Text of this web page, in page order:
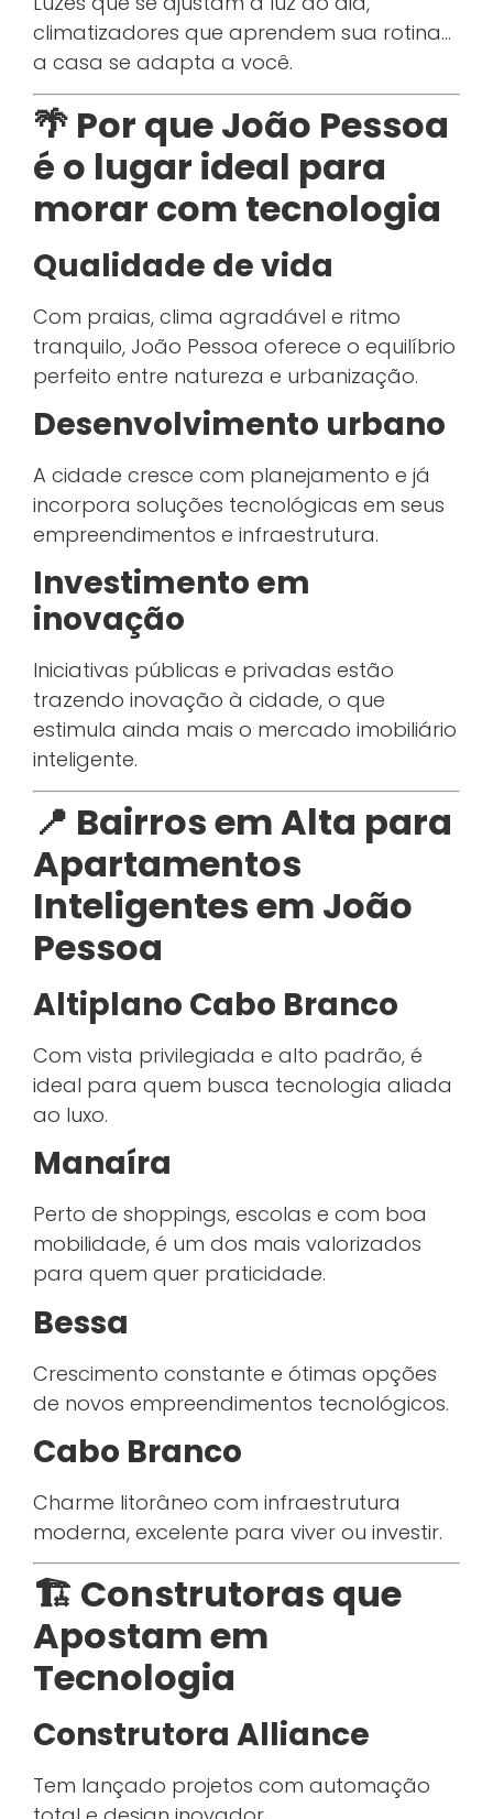
climatizadores que aprendem sua rotina…
a casa se adapta a você.
🌴 Por que João Pessoa
é o lugar ideal para
morar com tecnologia
Qualidade de vida
Com praias, clima agradável e ritmo
tranquilo, João Pessoa oferece o equilíbrio
perfeito entre natureza e urbanização.
Desenvolvimento urbano
A cidade cresce com planejamento e já
incorpora soluções tecnológicas em seus
empreendimentos e infraestrutura.
Investimento em
inovação
Iniciativas públicas e privadas estão
trazendo inovação à cidade, o que
estimula ainda mais o mercado imobiliário
inteligente.
📍 Bairros em Alta para
Apartamentos
Inteligentes em João
Pessoa
Altiplano Cabo Branco
Com vista privilegiada e alto padrão, é
ideal para quem busca tecnologia aliada
ao luxo.
Manaíra
Perto de shoppings, escolas e com boa
mobilidade, é um dos mais valorizados
para quem quer praticidade.
Bessa
Crescimento constante e ótimas opções
de novos empreendimentos tecnológicos.
Cabo Branco
Charme litorâneo com infraestrutura
moderna, excelente para viver ou investir.
🏗️ Construtoras que
Apostam em
Tecnologia
Construtora Alliance
Tem lançado projetos com automação